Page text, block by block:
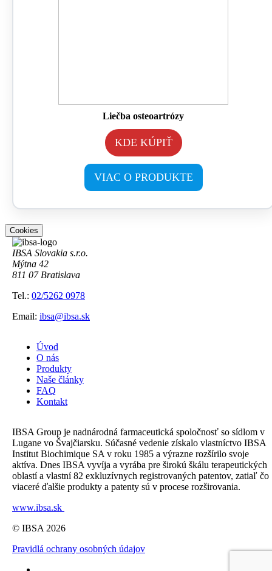
Liečba osteoartrózy
KDE KÚPIŤ
VIAC O PRODUKTE
Cookies
IBSA Slovakia s.r.o.
Mýtna 42
811 07 Bratislava
Tel.: 02/5262 0978
Email: ibsa@ibsa.sk
Úvod
O nás
Produkty
Naše články
FAQ
Kontakt
IBSA Group je nadnárodná farmaceutická spoločnosť so sídlom v
Lugane vo Švajčiarsku. Súčasné vedenie získalo vlastníctvo IBSA
Institut Biochimique SA v roku 1985 a výrazne rozšírilo svoje
aktíva. Dnes IBSA vyvíja a vyrába pre širokú škálu terapeutických
oblastí a vlastní 82 exkluzívnych registrovaných patentov, zatiaľ čo
viaceré ďalšie produkty a patenty sú v procese rozširovania.
www.ibsa.sk
© IBSA 2026
Pravidlá ochrany osobných údajov